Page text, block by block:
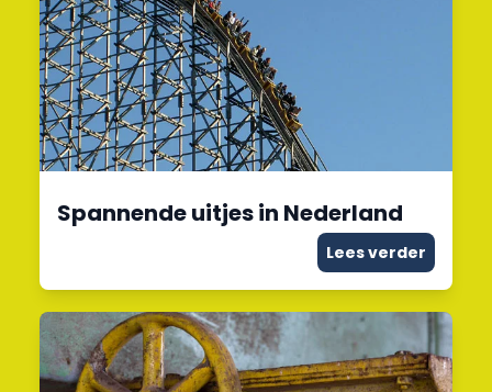
Spannende uitjes in Nederland
Lees verder